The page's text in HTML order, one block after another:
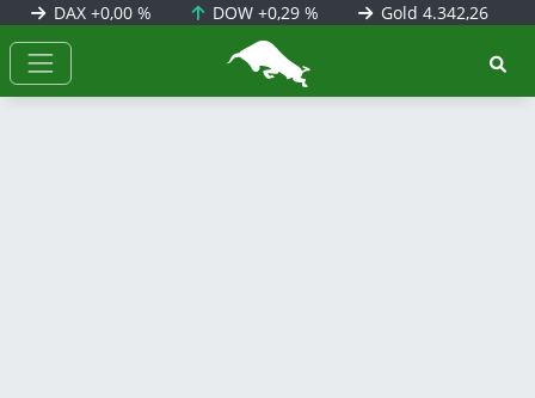
DAX +0,00 % DOW+0,29 % Gold 4.342,26
BörsenNEWS.de